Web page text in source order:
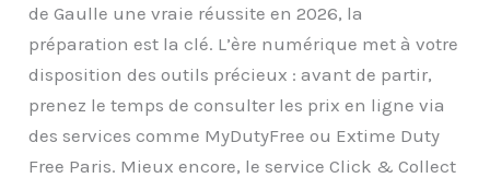
de Gaulle une vraie réussite en 2026, la
préparation est la clé. L’ère numérique met à votre
disposition des outils précieux : avant de partir,
prenez le temps de consulter les prix en ligne via
des services comme MyDutyFree ou Extime Duty
Free Paris. Mieux encore, le service Click & Collect